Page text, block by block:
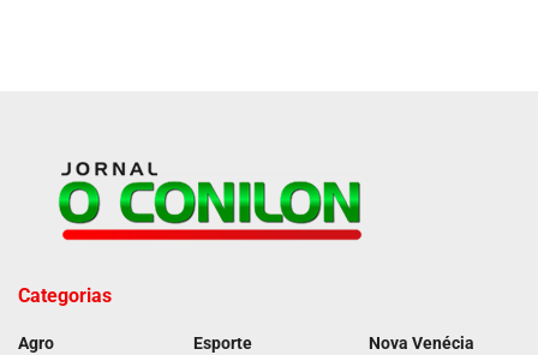
Categorias
Agro
Esporte
Nova Venécia